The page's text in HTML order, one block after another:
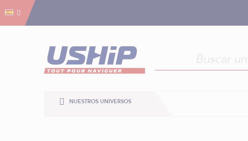
NUESTROS UNIVERSOS
Gestión de cookies
Gestión de cookies